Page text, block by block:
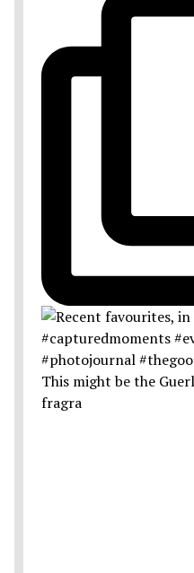
This might be the
fragra